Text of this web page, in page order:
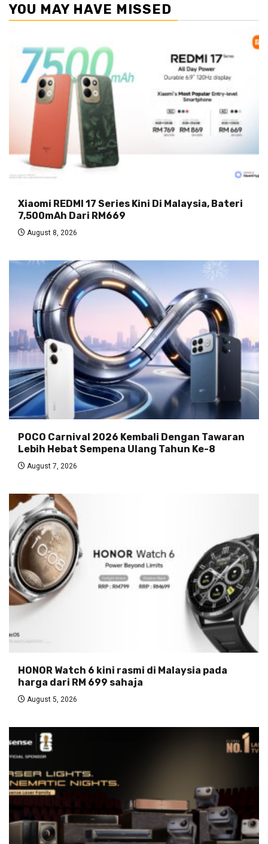
YOU MAY HAVE MISSED
Xiaomi REDMI 17 Series Kini Di Malaysia, Bateri
7,500mAh Dari RM669
August 8, 2026
POCO Carnival 2026 Kembali Dengan Tawaran
Lebih Hebat Sempena Ulang Tahun Ke-8
August 7, 2026
HONOR Watch 6 kini rasmi di Malaysia pada
harga dari RM 699 sahaja
August 5, 2026